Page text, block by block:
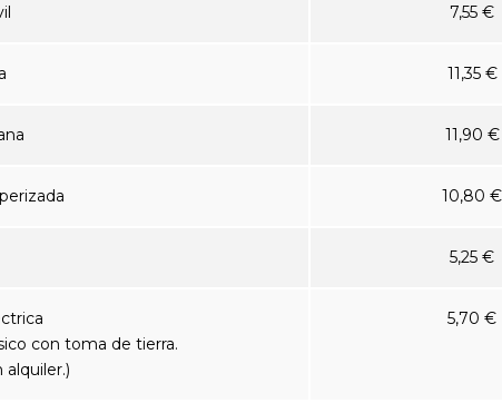
7,55 €
11,35 €
11,90 €
10,80 €
5,25 €
con toma de tierra.
5,70 €